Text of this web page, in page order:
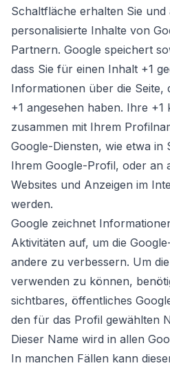
Schaltfläche erhalten Sie
personalisierte Inhalte von
Partnern. Google speichert
dass Sie für einen Inhalt +1
Informationen über die Seite,
+1 angesehen haben. Ihre +1
zusammen mit Ihrem
Google-Diensten, wie etwa in
Ihrem Google-Profil, oder an
Websites und Anzeigen im
werden.
Google zeichnet
Aktivitäten auf, um die
andere zu verbessern. Um
verwenden zu können,
sichtbares, öffentliches
den für das Profil gewählten
Dieser Name wird in allen
In manchen Fällen kann